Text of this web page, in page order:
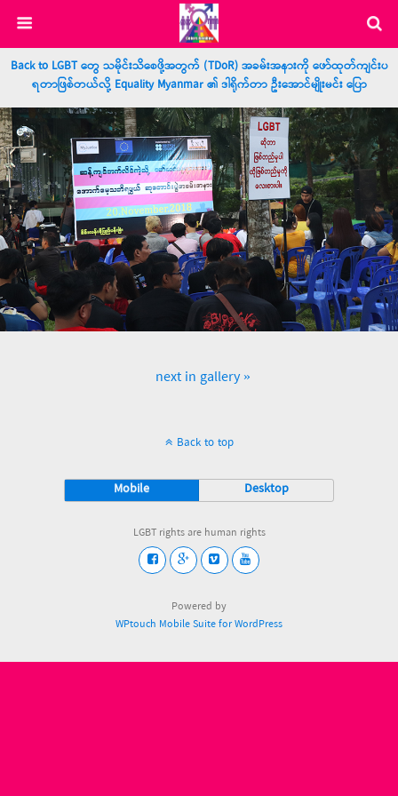
Back to LGBT တွေ သမိုင်းသိစေဖို့အတွက် (TDoR) အခမ်းအနားကို ဖော်ထုတ်ကျင်းပ
ရတာဖြစ်တယ်လို့ Equality Myanmar ၏ ဒါရိုက်တာ ဦးအောင်မျိုးမင်း ပြော
next in gallery »
Back to top
Mobile Desktop
LGBT rights are human rights
Powered by
WPtouch Mobile Suite for WordPress